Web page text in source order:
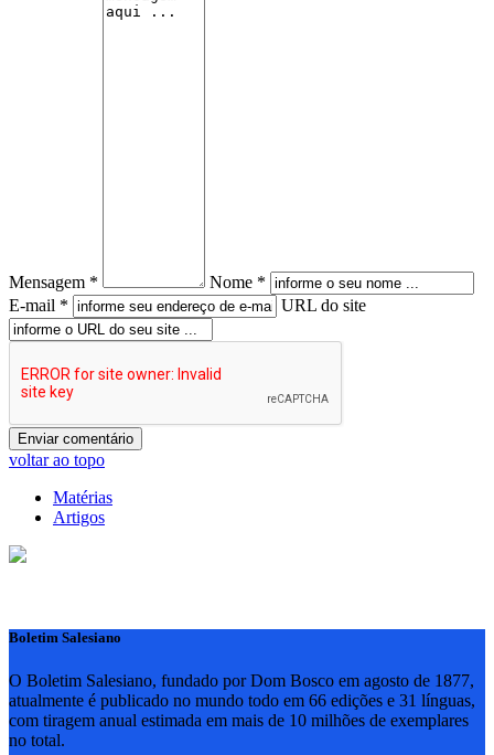
Mensagem *
Nome *
E-mail *
URL do site
voltar ao topo
Matérias
Artigos
Boletim Salesiano
O Boletim Salesiano, fundado por Dom Bosco em agosto de 1877,
atualmente é publicado no mundo todo em 66 edições e 31 línguas,
com tiragem anual estimada em mais de 10 milhões de exemplares
no total.